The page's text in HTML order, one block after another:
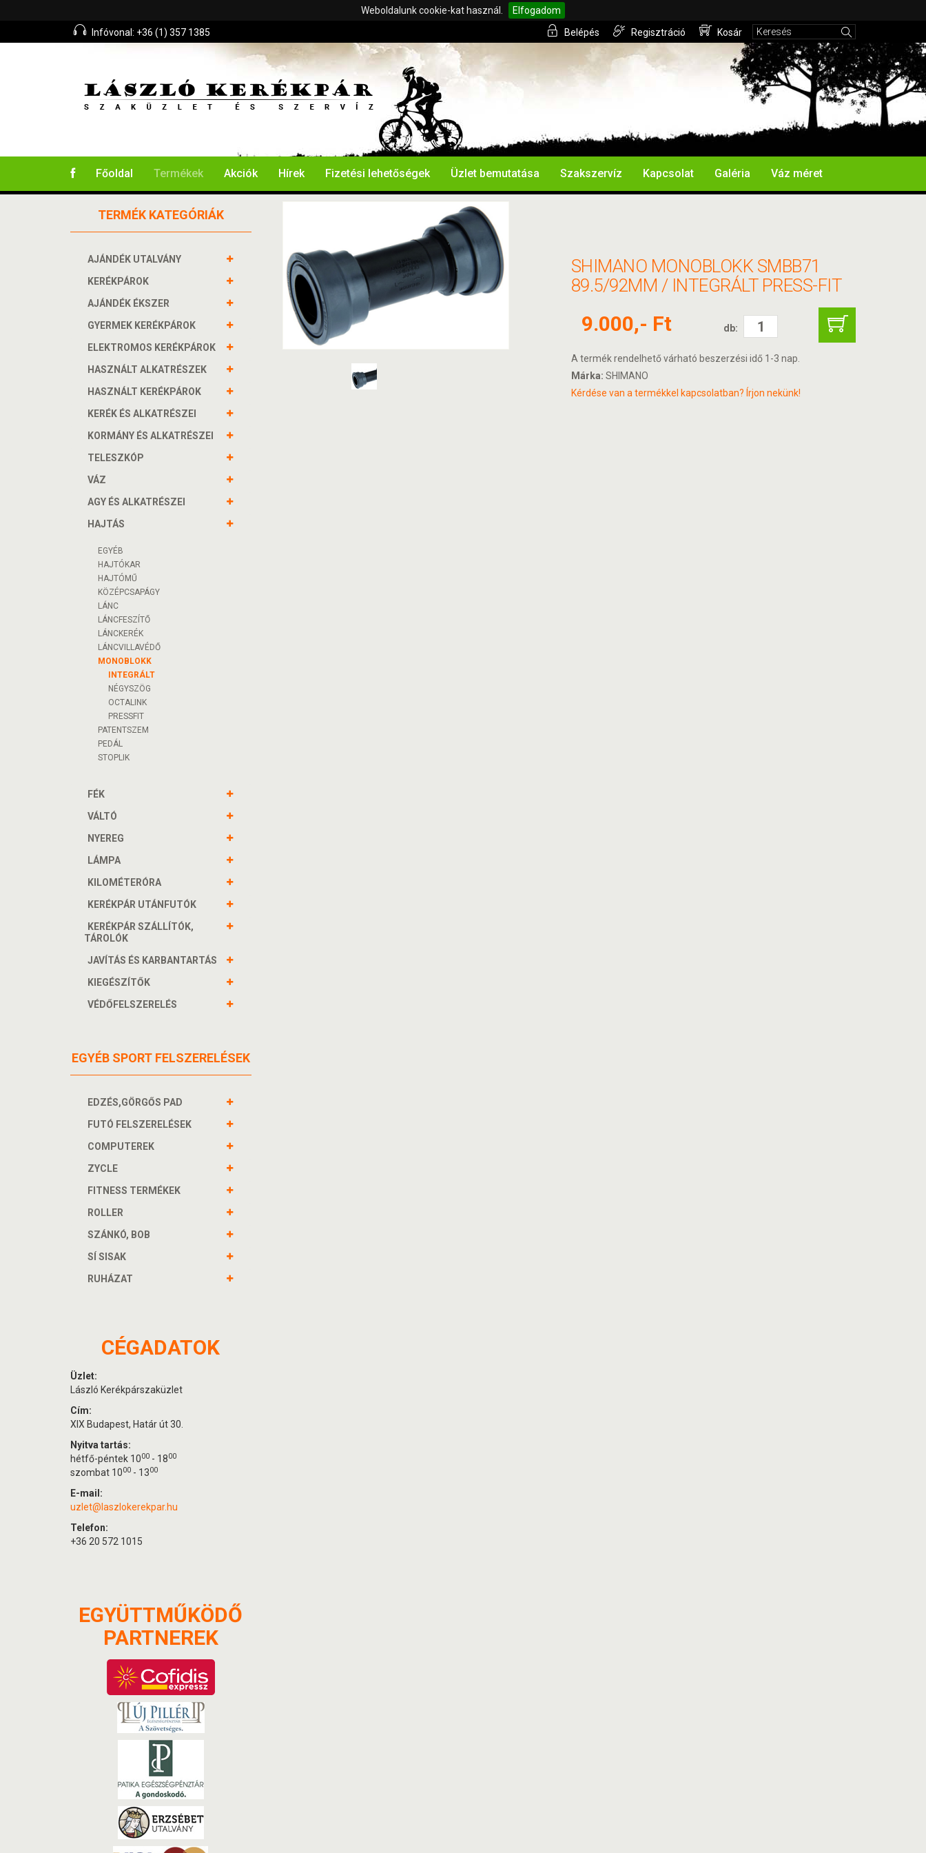
Weboldalunk cookie-kat használ.
Elfogadom
Infóvonal: +36 (1) 357 1385
Belépés Regisztráció Kosár
Főoldal Termékek Akciók Hírek Fizetési lehetőségek Üzlet bemutatása Szakszervíz Kapcsolat Galéria Váz méret
SHIMANO MONOBLOKK SMBB71
89.5/92MM / INTEGRÁLT PRESS-FIT
9.000,- Ft db:
A termék rendelhető várható beszerzési idő 1-3 nap.
Márka: SHIMANO
Kérdése van a termékkel kapcsolatban? Írjon nekünk!
TERMÉK KATEGÓRIÁK
AJÁNDÉK UTALVÁNY
KERÉKPÁROK
AJÁNDÉK ÉKSZER
GYERMEK KERÉKPÁROK
ELEKTROMOS KERÉKPÁROK
HASZNÁLT ALKATRÉSZEK
HASZNÁLT KERÉKPÁROK
KERÉK ÉS ALKATRÉSZEI
KORMÁNY ÉS ALKATRÉSZEI
TELESZKÓP
VÁZ
AGY ÉS ALKATRÉSZEI
HAJTÁS
EGYÉB
HAJTÓKAR
HAJTÓMŰ
KÖZÉPCSAPÁGY
LÁNC
LÁNCFESZÍTŐ
LÁNCKERÉK
LÁNCVILLAVÉDŐ
MONOBLOKK
INTEGRÁLT
NÉGYSZÖG
OCTALINK
PRESSFIT
PATENTSZEM
PEDÁL
STOPLIK
FÉK
VÁLTÓ
NYEREG
LÁMPA
KILOMÉTERÓRA
KERÉKPÁR UTÁNFUTÓK
KERÉKPÁR SZÁLLÍTÓK,
TÁROLÓK
JAVÍTÁS ÉS KARBANTARTÁS
KIEGÉSZÍTŐK
VÉDŐFELSZERELÉS
EGYÉB SPORT FELSZERELÉSEK
EDZÉS,GÖRGŐS PAD
FUTÓ FELSZERELÉSEK
COMPUTEREK
ZYCLE
FITNESS TERMÉKEK
ROLLER
SZÁNKÓ, BOB
SÍ SISAK
RUHÁZAT
CÉGADATOK
Üzlet:
László Kerékpárszaküzlet
Cím:
XIX Budapest, Határ út 30.
Nyitva tartás:
hétfő-péntek 1000 - 1800
szombat 1000 - 1300
E-mail:
uzlet@laszlokerekpar.hu
Telefon:
+36 20 572 1015
EGYÜTTMŰKÖDŐ
PARTNEREK